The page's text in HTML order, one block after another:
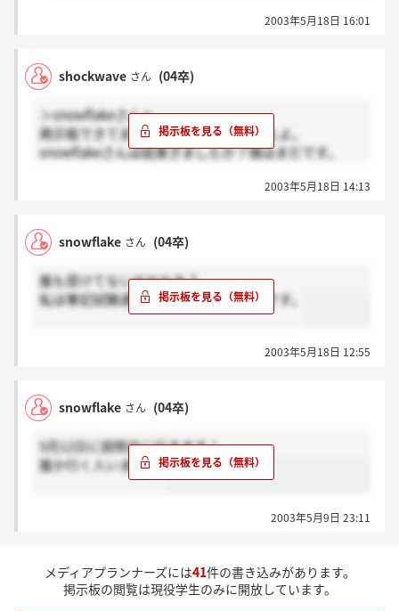
倒だったとか。しかもそれぞれ違ったようですね。
と思っちゃいました。
2003年5月18日 16:01
shockwave さん (04卒)
＞snowflakeさんへ
掲示板できてましたね。僕は行きましたよ。
snowflakeさんは結果きましたか？僕はまだです。
2003年5月18日 14:13
snowflake さん (04卒)
誰も受けてないのかなあ？
私は筆記試験通過したので、今度面接です。
2003年5月18日 12:55
snowflake さん (04卒)
5月12日に説明会に行きます！
誰か行く人いますか?
2003年5月9日 23:11
メディアプランナーズには41件の書き込みがあります。
掲示板の閲覧は現役学生のみに開放しています。